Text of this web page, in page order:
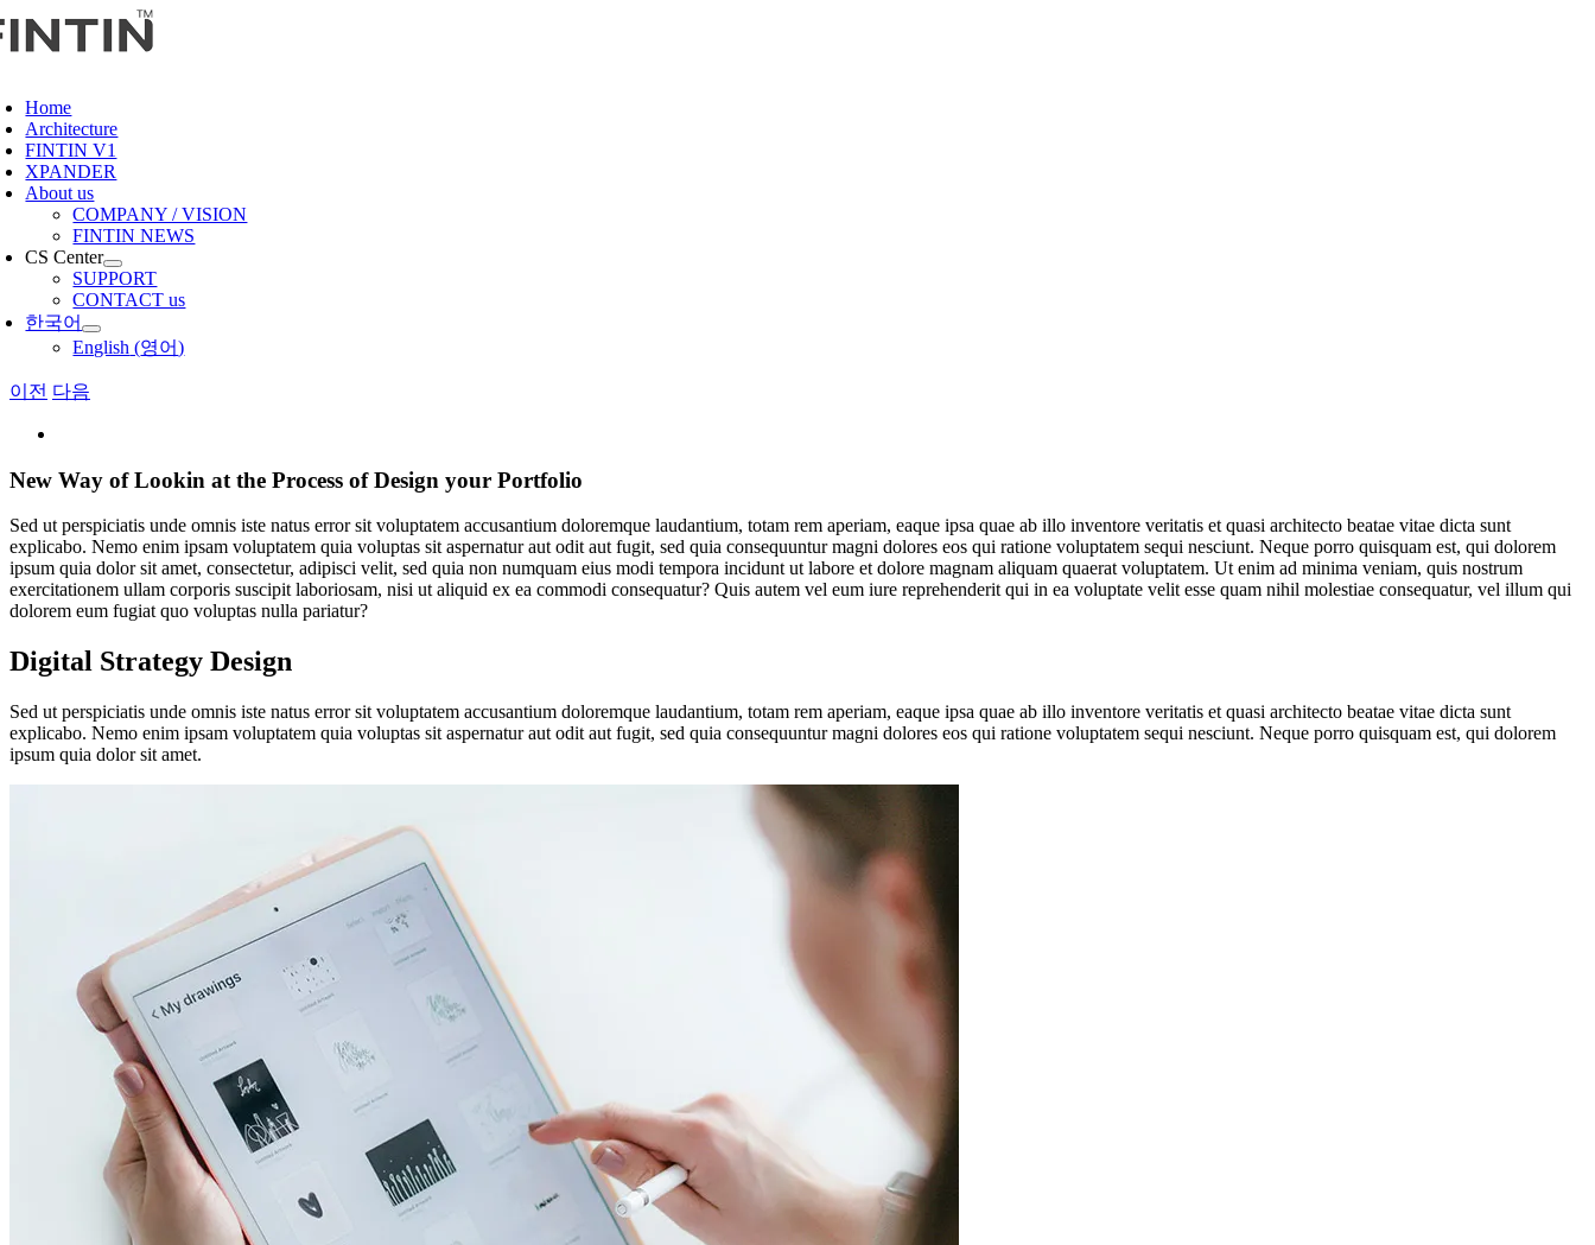
콘
건
너
뛰
기
Home
Architecture
FINTIN V1
XPANDER
About us
COMPANY / VISION
FINTIN NEWS
CS Center
SUPPORT
CONTACT us
한국어
English (영어)
이전 다음
Image
New Way of Lookin at the Process of Design your Portfolio
Sed ut perspiciatis unde omnis iste natus error sit voluptatem accusantium doloremque laudantium, totam rem aperiam, eaque ipsa quae ab illo inventore veritatis et quasi architecto beatae vitae dicta sunt
explicabo. Nemo enim ipsam voluptatem quia voluptas sit aspernatur aut odit aut fugit, sed quia consequuntur magni dolores eos qui ratione voluptatem sequi nesciunt. Neque porro quisquam est, qui dolorem
ipsum quia dolor sit amet, consectetur, adipisci velit, sed quia non numquam eius modi tempora incidunt ut labore et dolore magnam aliquam quaerat voluptatem. Ut enim ad minima veniam, quis nostrum
exercitationem ullam corporis suscipit laboriosam, nisi ut aliquid ex ea commodi consequatur? Quis autem vel eum iure reprehenderit qui in ea voluptate velit esse quam nihil molestiae consequatur, vel illum qui
dolorem eum fugiat quo voluptas nulla pariatur?
Digital Strategy Design
Sed ut perspiciatis unde omnis iste natus error sit voluptatem accusantium doloremque laudantium, totam rem aperiam, eaque ipsa quae ab illo inventore veritatis et quasi architecto beatae vitae dicta sunt
explicabo. Nemo enim ipsam voluptatem quia voluptas sit aspernatur aut odit aut fugit, sed quia consequuntur magni dolores eos qui ratione voluptatem sequi nesciunt. Neque porro quisquam est, qui dolorem
ipsum quia dolor sit amet.